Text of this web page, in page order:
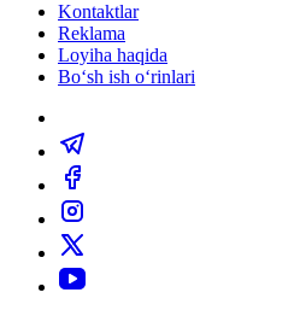
Kontaktlar
Reklama
Loyiha haqida
Bo‘sh ish o‘rinlari